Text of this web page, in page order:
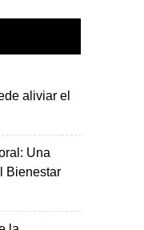
aliviar el
Una
Bienestar